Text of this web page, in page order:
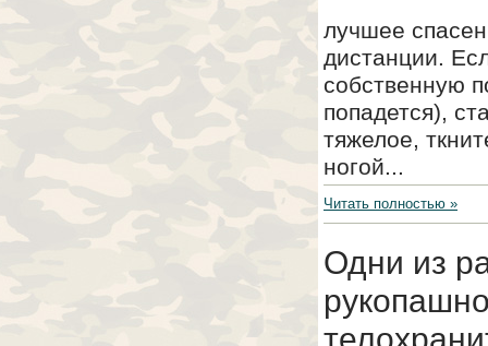
лучшее
дистанции.
собственную
попадется),
тяжелое,
ногой...
Читать полностью »
Одни из